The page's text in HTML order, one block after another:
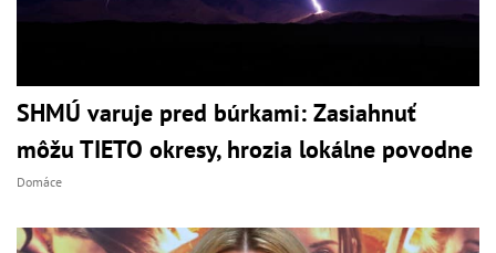
SHMÚ varuje pred búrkami: Zasiahnuť
môžu TIETO okresy, hrozia lokálne povodne
Domáce